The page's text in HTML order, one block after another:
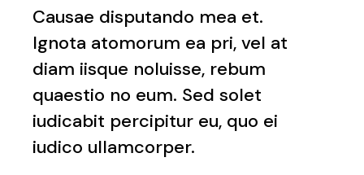
Causae disputando mea et.
Ignota atomorum ea pri, vel at
diam iisque noluisse, rebum
quaestio no eum. Sed solet
iudicabit percipitur eu, quo ei
iudico ullamcorper.